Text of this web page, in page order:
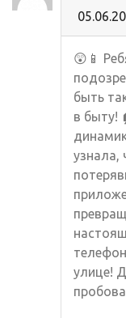
😲📱
быть
в быту!
узнала,
улице!